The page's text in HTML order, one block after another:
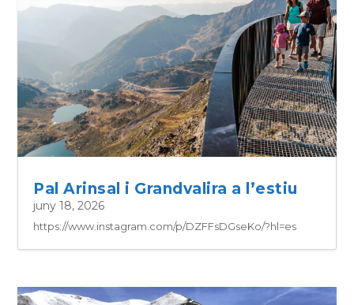
Pal Arinsal i Grandvalira a l’estiu
juny 18, 2026
https://www.instagram.com/p/DZFFsDGseKo/?hl=es